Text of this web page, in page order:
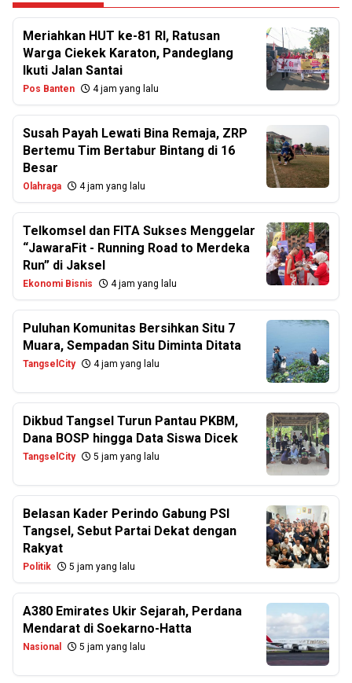
Meriahkan HUT ke-81 RI, Ratusan
Warga Ciekek Karaton, Pandeglang
Ikuti Jalan Santai
Pos Banten 4 jam yang lalu
Susah Payah Lewati Bina Remaja, ZRP
Bertemu Tim Bertabur Bintang di 16
Besar
Olahraga 4 jam yang lalu
Telkomsel dan FITA Sukses Menggelar
“JawaraFit - Running Road to Merdeka
Run” di Jaksel
Ekonomi Bisnis 4 jam yang lalu
Puluhan Komunitas Bersihkan Situ 7
Muara, Sempadan Situ Diminta Ditata
TangselCity 4 jam yang lalu
Dikbud Tangsel Turun Pantau PKBM,
Dana BOSP hingga Data Siswa Dicek
TangselCity 5 jam yang lalu
Belasan Kader Perindo Gabung PSI
Tangsel, Sebut Partai Dekat dengan
Rakyat
Politik 5 jam yang lalu
A380 Emirates Ukir Sejarah, Perdana
Mendarat di Soekarno-Hatta
Nasional 5 jam yang lalu